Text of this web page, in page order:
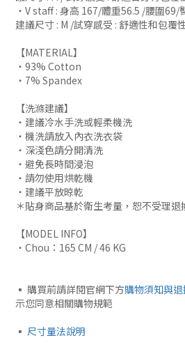
・V staff : 身高 167/體重56.5 /腰圍
建議尺寸 : M /試穿感受 : 舒適性和包覆
【MATERIAL】
・93% Cotton
・7% Spandex
【洗滌建議】
・建議冷水手洗或輕柔機洗
・機洗請放入內衣洗衣袋
・深淺色請分開清洗
・避免長時間浸泡
・請勿使用烘乾機
・建議平放晾乾
＊貼身商品基於衛生考量，恕不受理退
【MODEL INFO】
・Chou：165 CM / 46 KG
▪︎ 購買前請詳閱官網下方購物須知與
示您同意相關購物規範
▪︎ 尺寸量法說明